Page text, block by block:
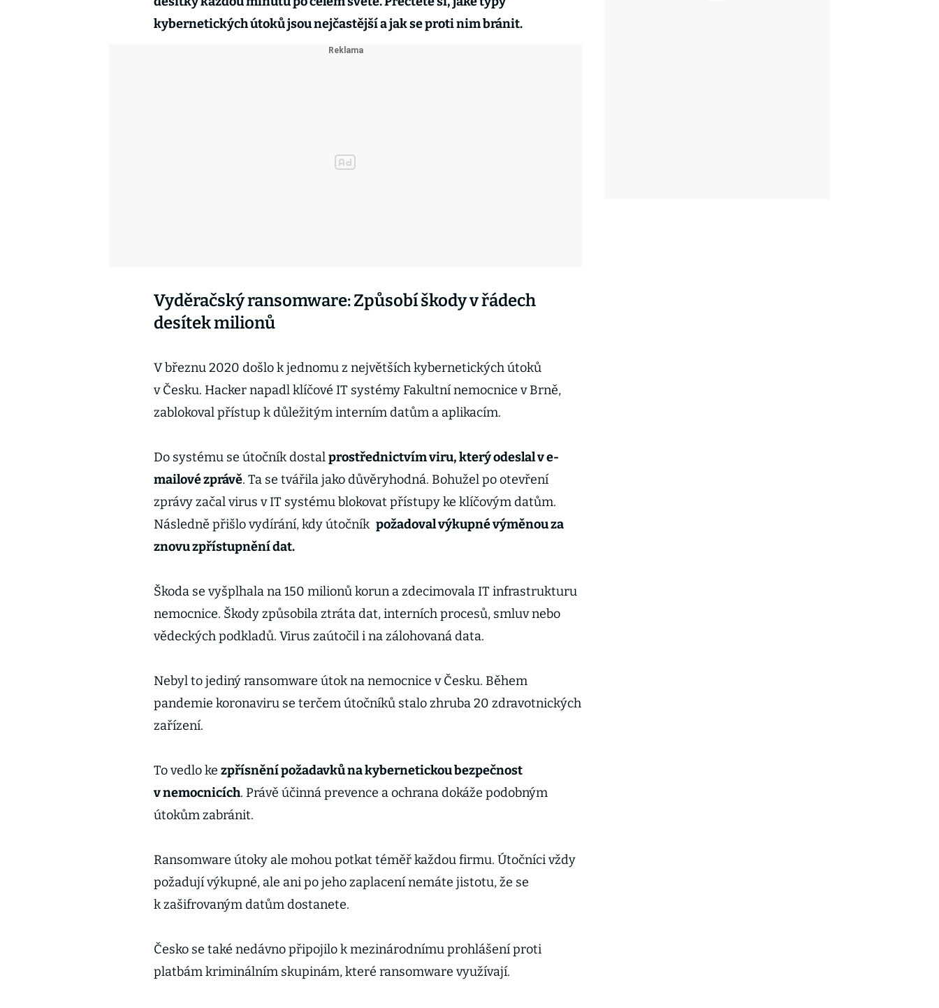
kybernetických útoků jsou nejčastější a jak se proti nim bránit.
Vyděračský ransomware: Způsobí škody v řádech
desítek milionů
V březnu 2020 došlo k jednomu z největších kybernetických útoků
v Česku. Hacker napadl klíčové IT systémy Fakultní nemocnice v Brně,
zablokoval přístup k důležitým interním datům a aplikacím.
Do systému se útočník dostalprostřednictvím viru, který odeslal v e-
mailové zprávě. Ta se tvářila jako důvěryhodná. Bohužel po otevření
zprávy začal virus v IT systému blokovat přístupy ke klíčovým datům.
Následně přišlo vydírání, kdy útočník požadoval výkupné výměnou za
znovu zpřístupnění dat.
Škoda se vyšplhala na 150 milionů korun a zdecimovala IT infrastrukturu
nemocnice. Škody způsobila ztráta dat, interních procesů, smluv nebo
vědeckých podkladů. Virus zaútočil i na zálohovaná data.
Nebyl to jediný ransomware útok na nemocnice v Česku. Během
pandemie koronaviru se terčem útočníků stalo zhruba 20 zdravotnických
zařízení.
To vedlo ke zpřísnění požadavků na kybernetickou bezpečnost
v nemocnicích. Právě účinná prevence a ochrana dokáže podobným
útokům zabránit.
Ransomware útoky ale mohou potkat téměř každou firmu. Útočníci vždy
požadují výkupné, ale ani po jeho zaplacení nemáte jistotu, že se
k zašifrovaným datům dostanete.
Česko se také nedávno připojilo k mezinárodnímu prohlášení proti
platbám kriminálním skupinám, které ransomware využívají.